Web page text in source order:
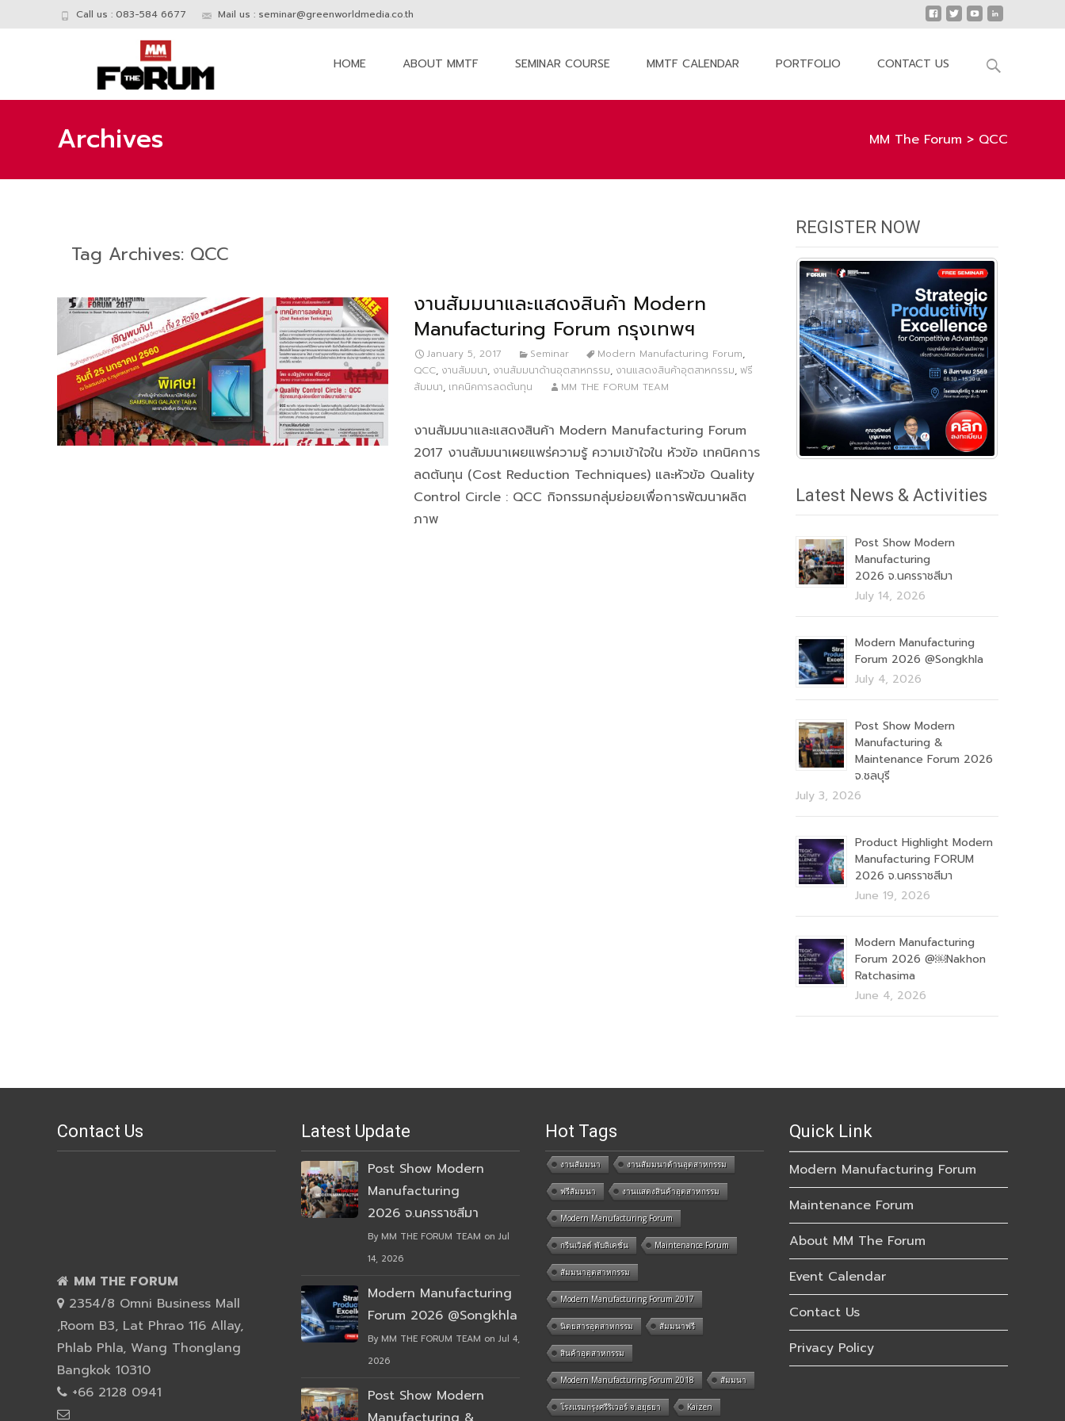
Call us : 083-584 6677 Mail us : seminar@greenworldmedia.co.th
HOME ABOUT MMTF SEMINAR COURSE MMTF CALENDAR PORTFOLIO CONTACT US
Search
Archives MM The Forum > QCC
Tag Archives: QCC
งานสัมมนาและแสดงสินค้า Modern
Manufacturing Forum กรุงเทพฯ
January 5, 2017 Seminar Modern Manufacturing Forum,
QCC, งานสัมมนา, งานสัมมนาด้านอุตสาหกรรม, งานแสดงสินค้าอุตสาหกรรม, ฟรี
สัมมนา, เทคนิคการลดต้นทุน MM THE FORUM TEAM
งานสัมมนาและแสดงสินค้า Modern Manufacturing Forum
2017 งานสัมมนาเผยแพร่ความรู้ ความเข้าใจใน หัวข้อ เทคนิคการ
ลดต้นทุน (Cost Reduction Techniques) และหัวข้อ Quality
Control Circle : QCC กิจกรรมกลุ่มย่อยเพื่อการพัฒนาผลิต
ภาพ
REGISTER NOW
Latest News & Activities
Post Show Modern
Manufacturing
2026 จ.นครราชสีมา
July 14, 2026
Modern Manufacturing
Forum 2026 @Songkhla
July 4, 2026
Post Show Modern
Manufacturing &
Maintenance Forum 2026
จ.ชลบุรี
July 3, 2026
Product Highlight Modern
Manufacturing FORUM
2026 จ.นครราชสีมา
June 19, 2026
Modern Manufacturing
Forum 2026 @￼Nakhon
Ratchasima
June 4, 2026
Contact Us
MM THE FORUM
2354/8 Omni Business Mall
,Room B3, Lat Phrao 116 Allay,
Phlab Phla, Wang Thonglang
Bangkok 10310
+66 2128 0941
Latest Update
Post Show Modern
Manufacturing
2026 จ.นครราชสีมา
By MM THE FORUM TEAM on Jul
14, 2026
Modern Manufacturing
Forum 2026 @Songkhla
By MM THE FORUM TEAM on Jul 4,
2026
Post Show Modern
Hot Tags
งานสัมมนา งานสัมมนาด้านอุตสาหกรรม
ฟรีสัมมนา งานแสดงสินค้าอุตสาหกรรม
Modern Manufacturing Forum
กรีนเวิลด์ พับลิเคชั่น Maintenance Forum
สัมมนาอุตสาหกรรม
Modern Manufacturing Forum 2017
นิตยสารอุตสาหกรรม สัมมนาฟรี
สินค้าอุตสาหกรรม
Modern Manufacturing Forum 2018 สัมมนา
โรงแรมกรุงศรีริเวอร์ จ.อยุธยา Kaizen
Quick Link
Modern Manufacturing Forum
Maintenance Forum
About MM The Forum
Event Calendar
Contact Us
Privacy Policy